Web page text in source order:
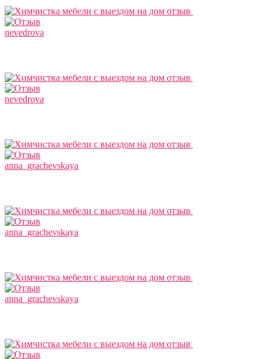
nevedrova
nevedrova
anna_grachevskaya
anna_grachevskaya
anna_grachevskaya